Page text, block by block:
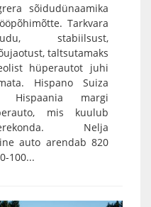
sõidudünaamika
Tarkvara
stabiilsust,
taltsutamaks
hüperautot juhi
Hispano Suiza
Hispaania margi
mis kuulub
Nelja
auto arendab 820
100...